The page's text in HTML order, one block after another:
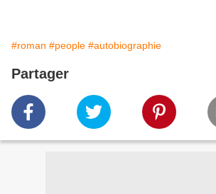
#roman #people #autobiographie
Partager